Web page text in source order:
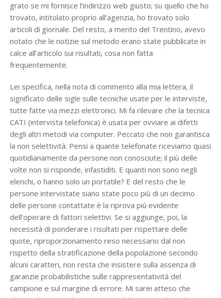
grato se mi fornisce l’indirizzo web giusto; su quello che ho
trovato, intitolato proprio all’agenzia, ho trovato solo
articoli di giornale. Del resto, a merito del Trentino, avevo
notato che le notizie sul metodo erano state pubblicate in
calce all’articolo sui risultati, cosa non fatta
frequentemente.
Lei specifica, nella nota di commento alla mia lettera, il
significato delle sigle sulle tecniche usate per le interviste,
tutte fatte via mezzi elettronici. Mi fa rilevare che la tecnica
CATI (intervista telefonica) è usata per ovviare ai difetti
degli altri metodi via computer. Peccato che non garantisca
la non selettività. Pensi a quante telefonate riceviamo quasi
quotidianamente da persone non conosciute; il più delle
volte non si risponde, infastiditi. E quanti non sono negli
elenchi, o hanno solo un portatile? E del resto che le
persone intervistate siano state poco più di un decimo
delle persone contattate è la riprova più evidente
dell’operare di fattori selettivi. Se si aggiunge, poi, la
necessità di ponderare i risultati per rispettare delle
quote, riproporzionamento reso necessario dal non
rispetto della stratificazione della popolazione secondo
alcuni caratteri, non resta che insistere sulla assenza di
garanzie probabilistiche sulle rappresentatività del
campione e sul margine di errore. Mi sarei atteso che